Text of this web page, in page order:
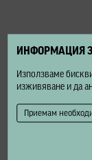
ИНФОРМАЦИЯ
Използваме
изживяване и да
Приемам